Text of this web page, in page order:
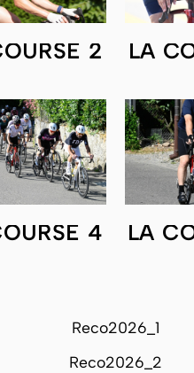
2 LA
4 LA
Reco2026_1
Reco2026_2